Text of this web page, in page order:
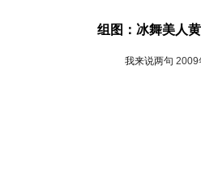
组图：冰舞美人
我来说两句 2009